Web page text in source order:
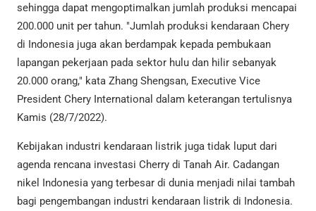
sehingga dapat mengoptimalkan jumlah produksi mencapai
200.000 unit per tahun. "Jumlah produksi kendaraan Chery
di Indonesia juga akan berdampak kepada pembukaan
lapangan pekerjaan pada sektor hulu dan hilir sebanyak
20.000 orang," kata Zhang Shengsan, Executive Vice
President Chery International dalam keterangan tertulisnya
Kamis (28/7/2022).
Kebijakan industri kendaraan listrik juga tidak luput dari
agenda rencana investasi Cherry di Tanah Air. Cadangan
nikel Indonesia yang terbesar di dunia menjadi nilai tambah
bagi pengembangan industri kendaraan listrik di Indonesia.